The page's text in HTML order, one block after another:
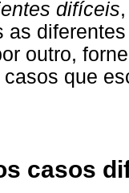
difíceis
as
outro,
que
casos